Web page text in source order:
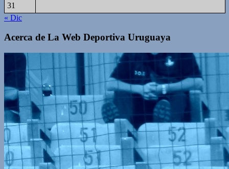
31
« Dic
Acerca de La Web Deportiva Uruguaya